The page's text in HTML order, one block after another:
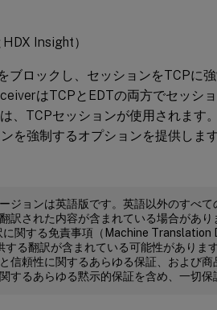
Insight）
ブロックし、セッションをTCPに
はTCPとEDTの両方でセッシ
、TCPセッションが使用されます
を強制するオプションを提供します
ジョンは英語版です。英語以外のすべ
訳された内容が含まれている場合があり
に関する免責事項（Machine Translation
る翻訳が含まれている可能性がありま
信頼性に関するあらゆる保証、および商
するあらゆる黙示的保証を含め、一切保